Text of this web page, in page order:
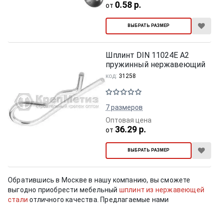
ВЫБРАТЬ РАЗМЕР
от 0.58 р.
Шплинт DIN 11024E А2
пружинный нержавеющий
код: 31258
7 размеров
ВЫБРАТЬ РАЗМЕР
от 36.29 р.
Оптовая цена
Обратившись в Москве в нашу компанию, вы сможете
выгодно приобрести мебельный шплинт из нержавеющей
стали отличного качества. Предлагаемые нами